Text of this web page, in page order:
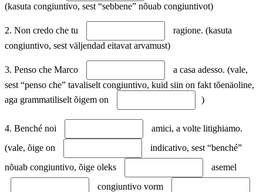
(kasuta congiuntivo, sest “sebbene” nõuab congiuntivot)
2. Non credo che tu
ragione. (kasuta
congiuntivo, sest väljendad eitavat arvamust)
3. Penso che Marco
a casa adesso. (vale,
sest “penso che” tavaliselt congiuntivo, kuid siin on fakt tõenäoline,
aga grammatiliselt õigem on
)
4. Benché noi
amici, a volte litighiamo.
(vale, õige on
indicativo, sest “benché”
nõuab congiuntivo, õige oleks
asemel
congiuntivo vorm